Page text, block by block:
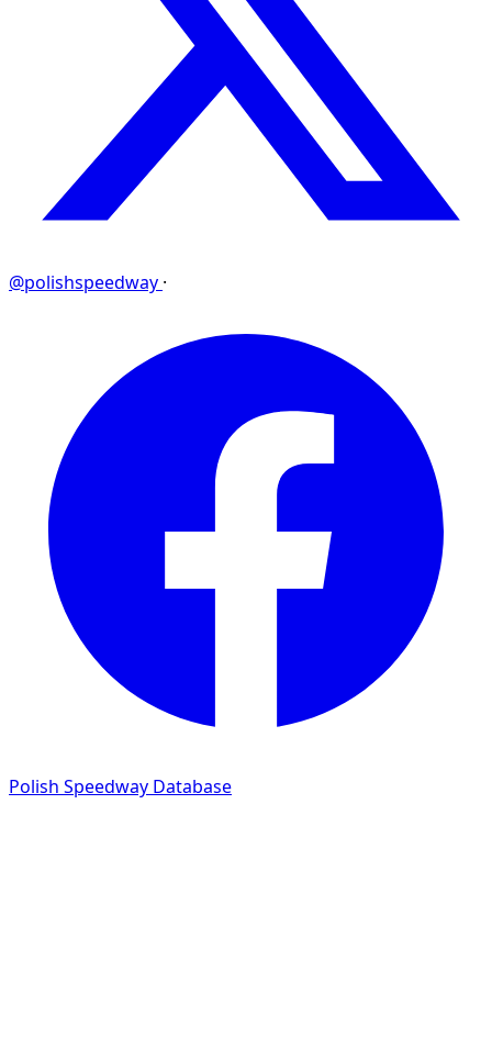
@polishspeedway ·
Polish Speedway Database